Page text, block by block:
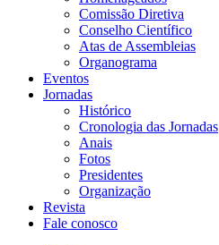
Comissão Diretiva
Conselho Científico
Atas de Assembleias
Organograma
Eventos
Jornadas
Histórico
Cronologia das Jornadas
Anais
Fotos
Presidentes
Organização
Revista
Fale conosco